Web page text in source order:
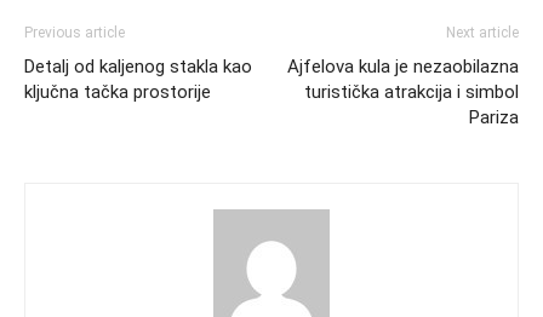
Previous article
Detalj od kaljenog stakla kao
ključna tačka prostorije
Next article
Ajfelova kula je nezaobilazna
turistička atrakcija i simbol
Pariza